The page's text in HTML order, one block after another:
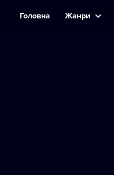
Головна Жанри